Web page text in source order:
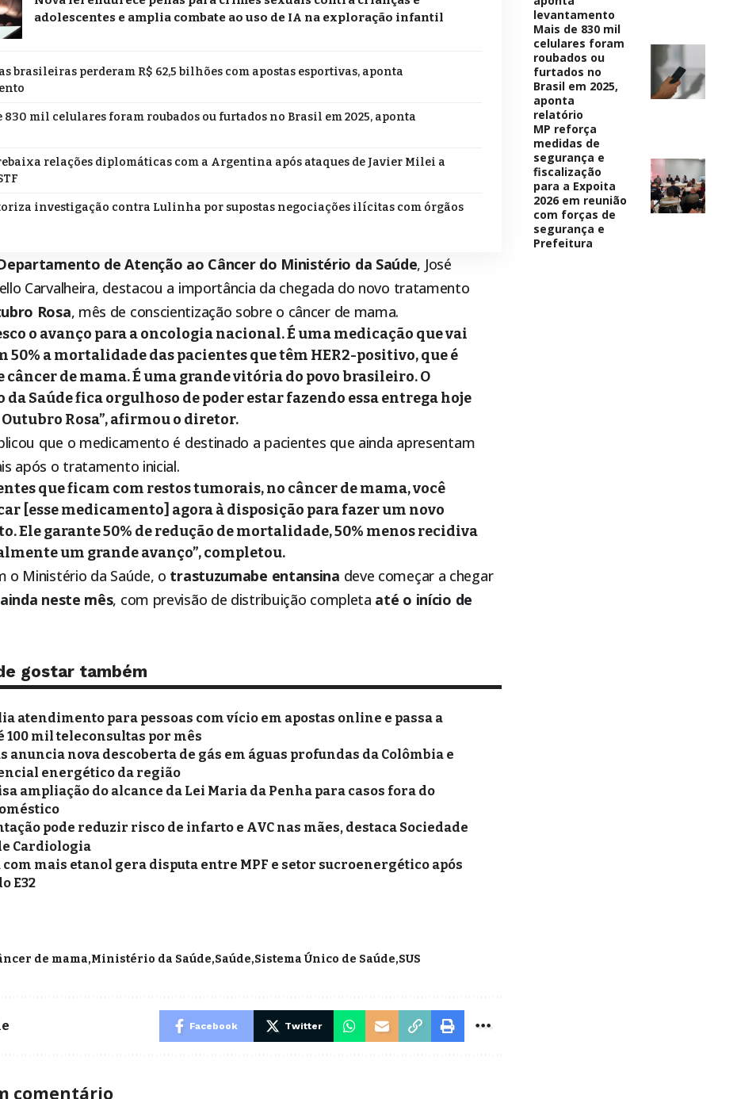
adolescentes e amplia combate ao uso de IA na exploração infantil
brasileiras perderam R$ 62,5 bilhões com apostas esportivas, aponta
830 mil celulares foram roubados ou furtados no Brasil em 2025, aponta
relações diplomáticas com a Argentina após ataques de Javier Milei a
investigação contra Lulinha por supostas negociações ilícitas com órgãos
de Atenção ao Câncer do Ministério da Saúde, José
Carvalheira, destacou a importância da chegada do novo tratamento
Rosa, mês de conscientização sobre o câncer de mama.
o avanço para a oncologia nacional. É uma medicação que vai
50% a mortalidade das pacientes que têm HER2-positivo, que é
câncer de mama. É uma grande vitória do povo brasileiro. O
Saúde fica orgulhoso de poder estar fazendo essa entrega hoje
Rosa”, afirmou o diretor.
que o medicamento é destinado a pacientes que ainda apresentam
após o tratamento inicial.
que ficam com restos tumorais, no câncer de mama, você
[esse medicamento] agora à disposição para fazer um novo
Ele garante 50% de redução de mortalidade, 50% menos recidiva
um grande avanço”, completou.
o Ministério da Saúde, o trastuzumabe entansina deve começar a chegar
ainda neste mês, com previsão de distribuição completa até o início de
gostar também
atendimento para pessoas com vício em apostas online e passa a
100 mil teleconsultas por mês
anuncia nova descoberta de gás em águas profundas da Colômbia e
energético da região
ampliação do alcance da Lei Maria da Penha para casos fora do
pode reduzir risco de infarto e AVC nas mães, destaca Sociedade
Cardiologia
com mais etanol gera disputa entre MPF e setor sucroenergético após
E32
de mama Ministério da Saúde Saúde Sistema Único de Saúde SUS
Facebook Twitter
comentário
levantamento
Mais de 830 mil
celulares foram
roubados ou
furtados no
Brasil em 2025,
aponta
relatório
MP reforça
medidas de
segurança e
fiscalização
para a Expoita
2026 em reunião
com forças de
segurança e
Prefeitura